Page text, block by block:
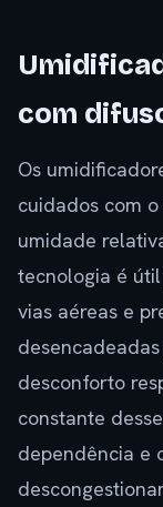
com
Os
cuidados com
umidade
tecnologia é
vias aéreas e
desconforto
constante
dependência e